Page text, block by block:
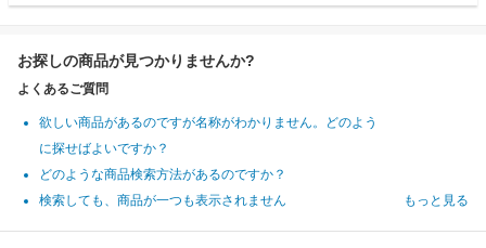
お探しの商品が見つかりませんか?
よくあるご質問
欲しい商品があるのですが名称がわかりません。どのよう
に探せばよいですか？
どのような商品検索方法があるのですか？
検索しても、商品が一つも表示されません
もっと見る